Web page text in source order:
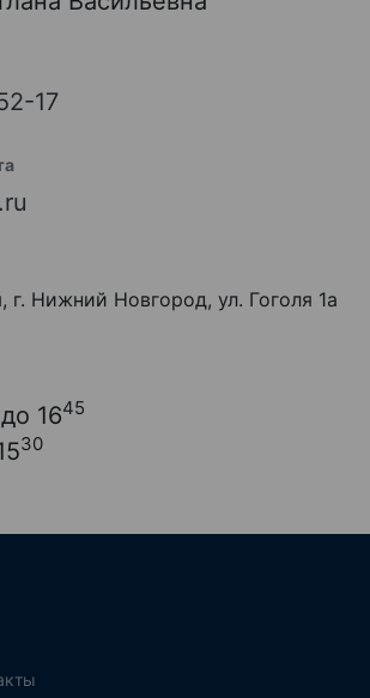
17
г. Нижний Новгород, ул. Гоголя 1а
до 1645
30